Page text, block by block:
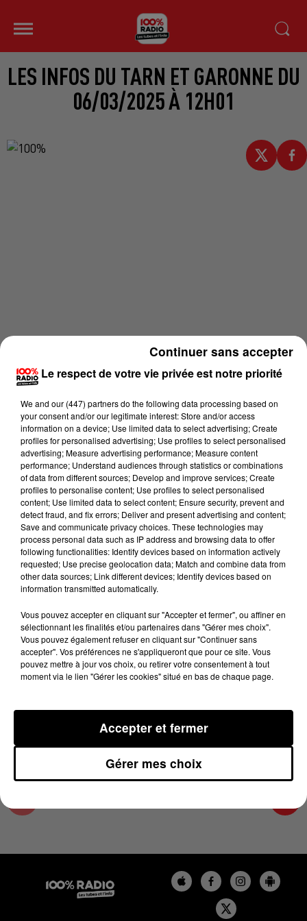
LES INFOS DU TARN ET GARONNE DU
06/03/2025 À 12H01
Lecture (2 min 14 sec)
100%
100% Radio les infos du Tarn et Garonne
6 mars 2025 - 2 min 14 sec
LES INFOS DU TARN ET GARONNE DU
06/03/2025 À 12H01
Podcasts infos du Tarn et Garonne
Le respect de votre vie privée est notre priorité
We and our (447) partnersdo the following data processing based on
your consent and/or our legitimate interest: Store and/or access
information on a device; Use limited data to select advertising; Create
profiles for personalised advertising; Use profiles to select personalised
advertising; Measure advertising performance; Measure content
performance; Understand audiences through statistics or combinations
of data from different sources; Develop and improve services; Create
profiles to personalise content; Use profiles to select personalised
content; Use limited data to select content; Ensure security, prevent and
detect fraud, and fix errors; Deliver and present advertising and content;
Save and communicate privacy choices. These technologies may
process personal data such as IP address and browsing data to offer
following functionalities: Identify devices based on information actively
requested; Use precise geolocation data; Match and combine data from
other data sources; Link different devices; Identify devices based on
information transmitted automatically.
Vous pouvez accepter en cliquant sur "Accepter et fermer", ou affiner en
sélectionnant les finalités et/ou partenaires dans "Gérer mes choix".
Vous pouvez également refuser en cliquant sur "Continuer sans
accepter". Vos préférences ne s'appliqueront que pour ce site. Vous
pouvez mettre à jour vos choix, ou retirer votre consentement à tout
moment via le lien "Gérer les cookies" situé en bas de chaque page.
Gérer mes choix
Accepter et fermer
Continuer sans accepter